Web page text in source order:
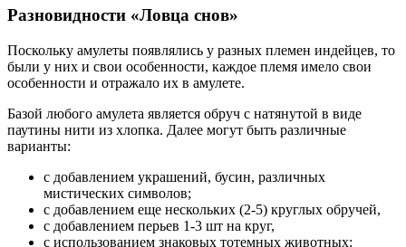
Разновидности «Ловца снов»
Поскольку амулеты появлялись у разных племен индейцев, то
были у них и свои особенности, каждое племя имело свои
особенности и отражало их в амулете.
Базой любого амулета является обруч с натянутой в виде
паутины нити из хлопка. Далее могут быть различные
варианты:
с добавлением украшений, бусин, различных
мистических символов;
с добавлением еще нескольких (2-5) круглых обручей,
с добавлением перьев 1-3 шт на круг,
с использованием знаковых тотемных животных: